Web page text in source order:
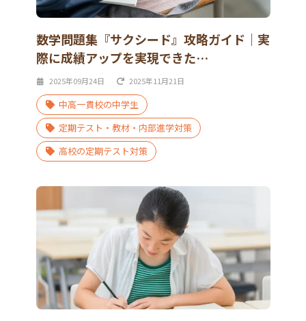
数学問題集『サクシード』攻略ガイド｜実
際に成績アップを実現できた…
2025年09月24日 2025年11月21日
中高一貫校の中学生
定期テスト・教材・内部進学対策
高校の定期テスト対策